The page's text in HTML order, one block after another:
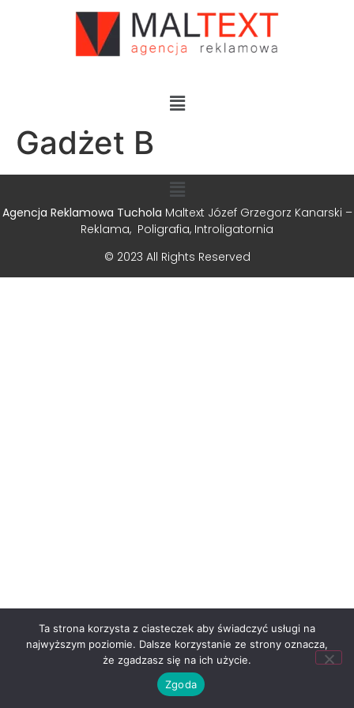
Gadżet B
Agencja Reklamowa Tuchola Maltext Józef Grzegorz Kanarski –
Reklama, Poligrafia, Introligatornia
© 2023 All Rights Reserved
Ta strona korzysta z ciasteczek aby świadczyć usługi na
najwyższym poziomie. Dalsze korzystanie ze strony oznacza,
że zgadzasz się na ich użycie.
Zgoda